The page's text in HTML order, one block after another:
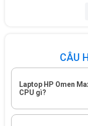
CÂU
Laptop HP Omen
CPU gì?